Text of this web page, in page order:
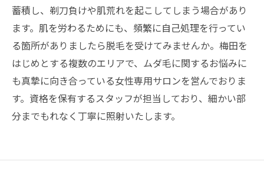
蓄積し、剃刀負けや肌荒れを起こしてしまう場合があり
ます。肌を労わるためにも、頻繁に自己処理を行ってい
る箇所がありましたら脱毛を受けてみませんか。梅田を
はじめとする複数のエリアで、ムダ毛に関するお悩みに
も真摯に向き合っている女性専用サロンを営んでおりま
す。資格を保有するスタッフが担当しており、細かい部
分までもれなく丁寧に照射いたします。